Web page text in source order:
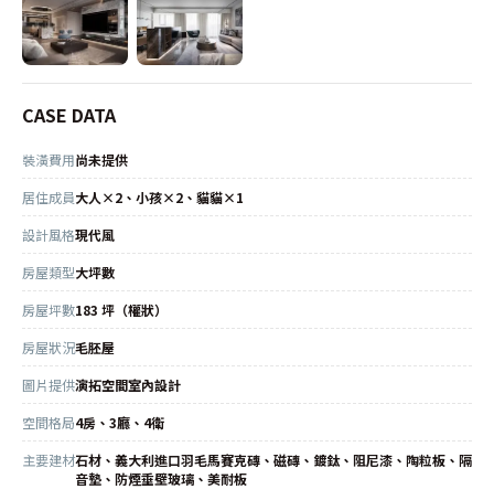
CASE DATA
裝潢費用尚未提供
居住成員大人×2、小孩×2、貓貓×1
設計風格現代風
房屋類型大坪數
房屋坪數183 坪（權狀）
房屋狀況毛胚屋
圖片提供演拓空間室內設計
空間格局4房、3廳、4衛
主要建材石材、義大利進口羽毛馬賽克磚、磁磚、鍍鈦、阻尼漆、陶粒板、隔
音墊、防煙垂壁玻璃、美耐板